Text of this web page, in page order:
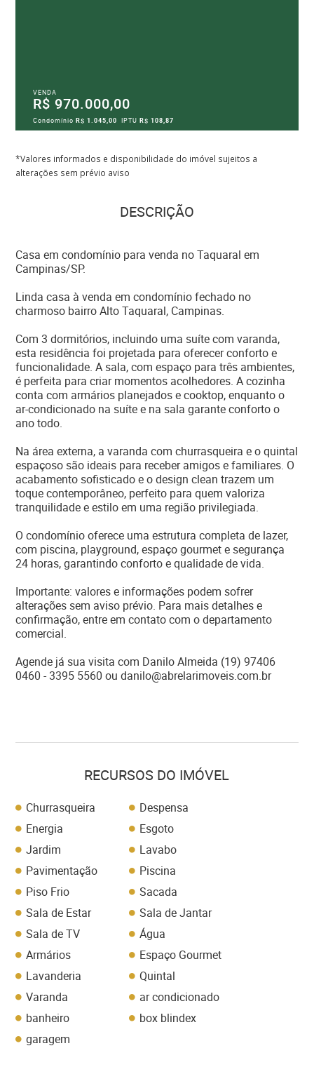
VENDA
R$ 970.000,00
CondomínioR$ 1.045,00 IPTUR$ 108,87
*Valores informados e disponibilidade do imóvel sujeitos a
alterações sem prévio aviso
DESCRIÇÃO
Casa em condomínio para venda no Taquaral em
Campinas/SP.
Linda casa à venda em condomínio fechado no
charmoso bairro Alto Taquaral, Campinas.
Com 3 dormitórios, incluindo uma suíte com varanda,
esta residência foi projetada para oferecer conforto e
funcionalidade. A sala, com espaço para três ambientes,
é perfeita para criar momentos acolhedores. A cozinha
conta com armários planejados e cooktop, enquanto o
ar-condicionado na suíte e na sala garante conforto o
ano todo.
Na área externa, a varanda com churrasqueira e o quintal
espaçoso são ideais para receber amigos e familiares. O
acabamento sofisticado e o design clean trazem um
toque contemporâneo, perfeito para quem valoriza
tranquilidade e estilo em uma região privilegiada.
O condomínio oferece uma estrutura completa de lazer,
com piscina, playground, espaço gourmet e segurança
24 horas, garantindo conforto e qualidade de vida.
Importante: valores e informações podem sofrer
alterações sem aviso prévio. Para mais detalhes e
confirmação, entre em contato com o departamento
comercial.
Agende já sua visita com Danilo Almeida (19) 97406
0460 - 3395 5560 ou danilo@abrelarimoveis.com.br
RECURSOS DO IMÓVEL
Churrasqueira
Despensa
Energia
Esgoto
Jardim
Lavabo
Pavimentação
Piscina
Piso Frio
Sacada
Sala de Estar
Sala de Jantar
Sala de TV
Água
Armários
Espaço Gourmet
Lavanderia
Quintal
Varanda
ar condicionado
banheiro
box blindex
garagem